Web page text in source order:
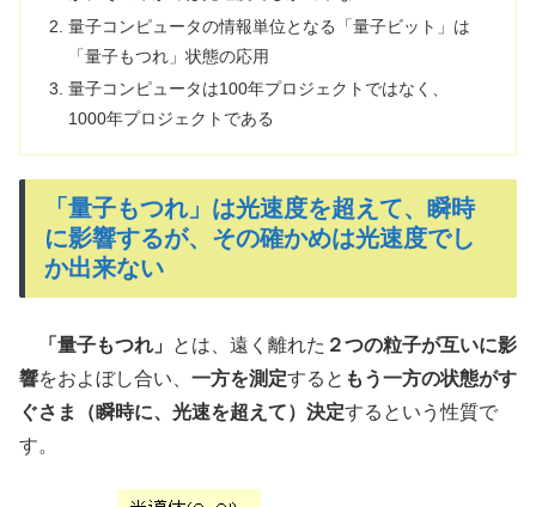
量子コンピュータの情報単位となる「量子ビット」は
「量子もつれ」状態の応用
量子コンピュータは100年プロジェクトではなく、
1000年プロジェクトである
「量子もつれ」は光速度を超えて、瞬時
に影響するが、その確かめは光速度でし
か出来ない
「量子もつれ」 とは、遠く離れた ２つの粒子が互いに影
響をおよぼし合い、 一方を測定すると もう一方の状態がす
ぐさま（瞬時に、光速を超えて）決定するという性質で
す。